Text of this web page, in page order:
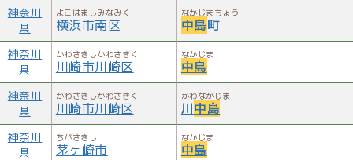
神奈川
県
よこはましみなみく
横浜市南区
なかじまちょう
中島町
神奈川
県
かわさきしかわさきく
川崎市川崎区
なかじま
中島
神奈川
県
かわさきしかわさきく
川崎市川崎区
かわなかじま
川中島
神奈川
県
ちがさきし
茅ヶ崎市
なかじま
中島